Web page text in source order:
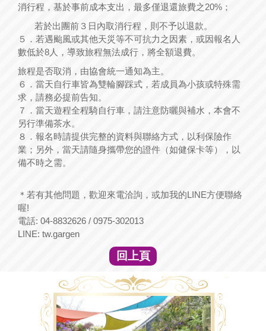
消行程，基於事前成本支出，最多僅退還旅費之20%；
若於出團前３日內取消行程，則不予以退款。
５．若遇颱風或其他天災等不可抗力之因素，或因報名人
數低於8人，導致旅程無法成行，將全額退費。
旅程是否取消，由協會統一通知為主。
６．當天自行車皆為雙輪腳踩式，若成員為小孩或特殊需
求，請務必提前告知。
７．當天遊程全程騎自行車，請注意防曬與補水，本會不
另行準備茶水。
８．報名時請提供完整的資料與聯絡方式，以利保險作
業；另外，當天請隨身攜帶您的證件（如健保卡等），以
備不時之需。
＊若有其他問題，歡迎來電洽詢，或加我的LINE方便聯絡
喔!
電話: 04-8832626 / 0975-302013
LINE: tw.gargen
回上頁